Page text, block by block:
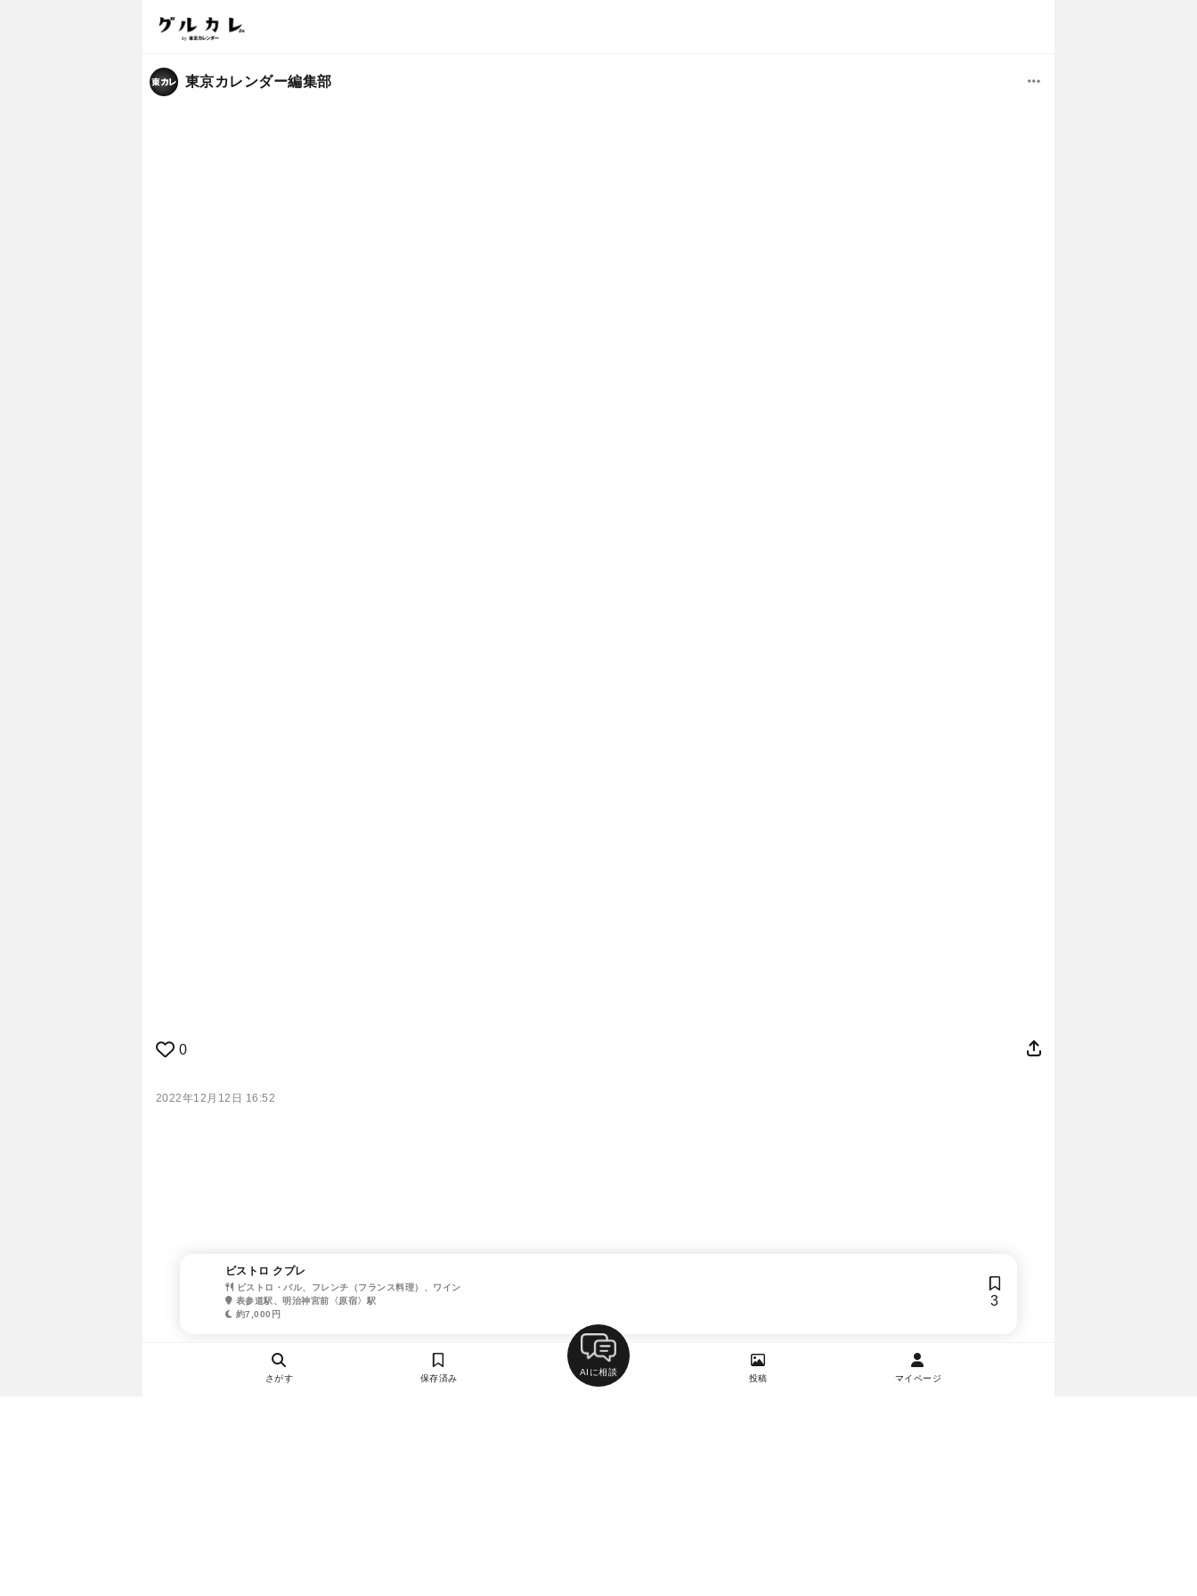
東京カレンダー編集部
0
2022年12月12日 16:52
ビストロ クプレ
ビストロ・バル、フレンチ（フランス料理）、ワイン
表参道駅、明治神宮前〈原宿〉駅
約7,000円
3
さがす 保存済み
AIに相談
投稿 マイページ